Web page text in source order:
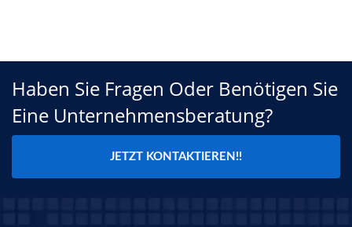
Haben Sie Fragen Oder Benötigen Sie
Eine Unternehmensberatung?
JETZT KONTAKTIEREN!!